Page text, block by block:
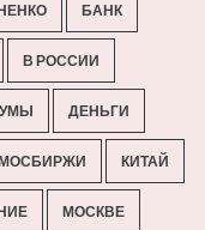
БАНК
В РОССИИ
ДЕНЬГИ
КИТАЙ
МОСКВЕ